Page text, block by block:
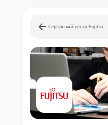
Сервисный центр Fujitsu